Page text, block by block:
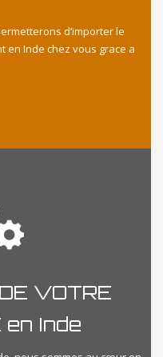
d’importer le
en Inde chez vous grace a
VOTRE
en Inde